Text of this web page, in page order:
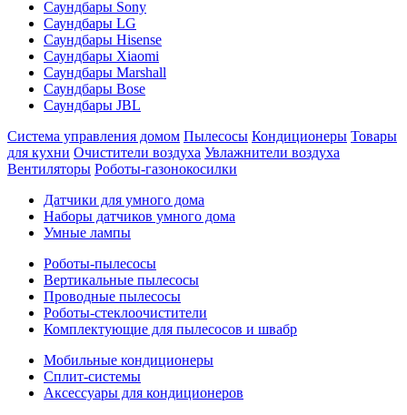
Саундбары Sony
Саундбары LG
Саундбары Hisense
Саундбары Xiaomi
Саундбары Marshall
Саундбары Bose
Саундбары JBL
Система управления домом Пылесосы Кондиционеры Товары
для кухни Очистители воздуха Увлажнители воздуха
Вентиляторы Роботы-газонокосилки
Датчики для умного дома
Наборы датчиков умного дома
Умные лампы
Роботы-пылесосы
Вертикальные пылесосы
Проводные пылесосы
Роботы-стеклоочистители
Комплектующие для пылесосов и швабр
Мобильные кондиционеры
Сплит-системы
Аксессуары для кондиционеров